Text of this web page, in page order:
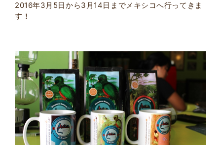
2016年3月5日から3月14日までメキシコへ行ってきま
す！